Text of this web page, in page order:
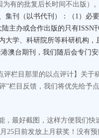
有的批复后长时间不出版）。
集刊（以书代刊）：（1）必
主办或合作出版的只有ISSN
大学、科研院所等科研机构
澳台期刊，我们随后会专门安
评栏目那里的以点评计】 关于
”栏目反馈，我们将优先给予
，最好截图，这样方便我们快
25日前发放上月获奖！没有